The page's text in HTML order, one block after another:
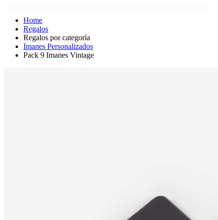
Home
Regalos
Regalos por categoría
Imanes Personalizados
Pack 9 Imanes Vintage